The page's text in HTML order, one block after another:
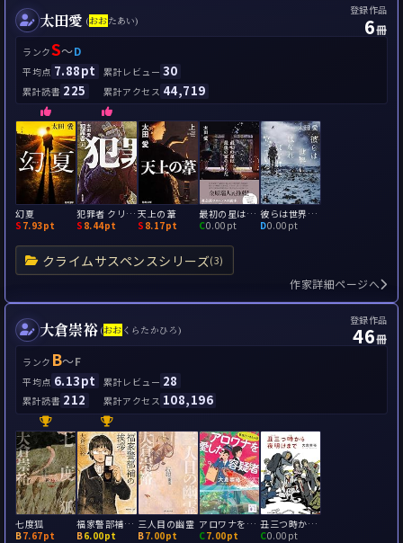
太田愛 (おおたあい)
登録作品
6冊
ランクS～D
平均点 7.88pt 累計レビュー 30
累計読書 225 累計アクセス 44,719
クライムサスペンスシリーズ(3)
幻夏
S 7.93pt
犯罪者 クリミナル
S 8.44pt
天上の葦
S 8.17pt
最初の星は最後の家のようだ
C0.00pt
彼らは世界にはなればなれに立っている
D0.00pt
作家詳細ページへ
大倉崇裕 (おお くらたかひろ)
登録作品
46冊
ランク B～F
平均点 6.13pt 累計レビュー 28
累計読書 212 累計アクセス 108,196
七度狐
B7.67pt
福家警部補の挨拶
B6.00pt
三人目の幽霊
B7.00pt
アロワナを愛した容疑者 警視庁いきもの係
C7.00pt
丑三つ時から夜明けまで
C0.00pt